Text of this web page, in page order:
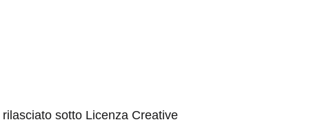
sotto Licenza Creative